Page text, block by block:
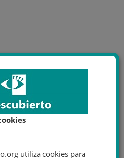
utiliza cookies para